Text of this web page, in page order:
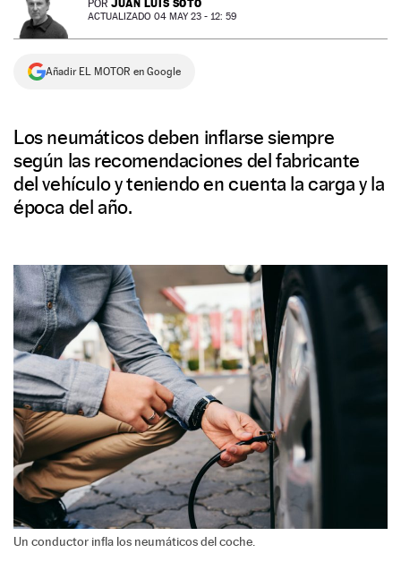
NEWSLETTER
SÍGUENOS
POR JUAN LUIS SOTO
ACTUALIZADO 04 MAY 23 - 12: 59
Añadir EL MOTOR en Google
Los neumáticos deben inflarse siempre
según las recomendaciones del fabricante
del vehículo y teniendo en cuenta la carga y la
época del año.
Un conductor infla los neumáticos del coche.